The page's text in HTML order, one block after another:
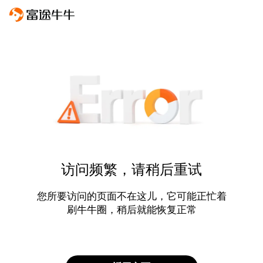
访问频繁，请稍后重试
您所要访问的页面不在这儿，它可能正忙着
刷牛牛圈，稍后就能恢复正常